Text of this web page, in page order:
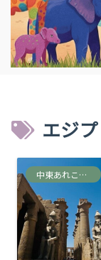
エジ
中東あれこれ雑多な情報